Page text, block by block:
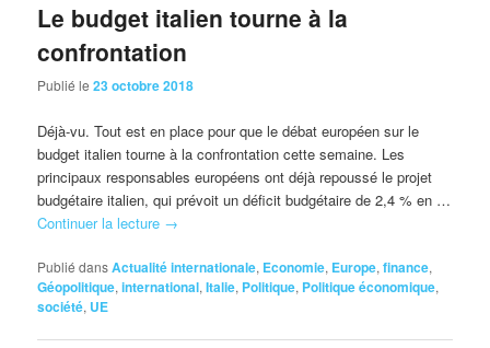
Le budget italien tourne à la
confrontation
Publié le23 octobre 2018
Déjà-vu. Tout est en place pour que le débat européen sur le
budget italien tourne à la confrontation cette semaine. Les
principaux responsables européens ont déjà repoussé le projet
budgétaire italien, qui prévoit un déficit budgétaire de 2,4 % en …
Continuer la lecture →
Publié dansActualité internationale, Economie, Europe,finance,
Géopolitique,international,Italie, Politique, Politique économique,
société, UE